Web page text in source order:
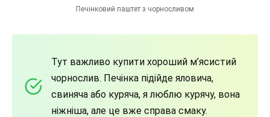
Печінковий паштет з чорносливом
Тут важливо купити хороший м’ясистий
чорнослив. Печінка підійде яловича,
свиняча або куряча, я люблю курячу, вона
ніжніша, але це вже справа смаку.